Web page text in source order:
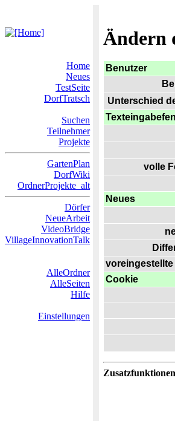
Ändern
Home
Neues
TestSeite
DorfTratsch
Suchen
Teilnehmer
Projekte
GartenPlan
DorfWiki
OrdnerProjekte_alt
Dörfer
NeueArbeit
VideoBridge
VillageInnovationTalk
AlleOrdner
AlleSeiten
Hilfe
Einstellungen
Benutzer
Unterschied
volle
Neues
Cookie